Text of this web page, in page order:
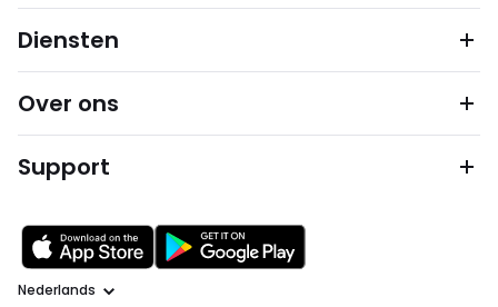
Diensten
Over ons
Support
Taal